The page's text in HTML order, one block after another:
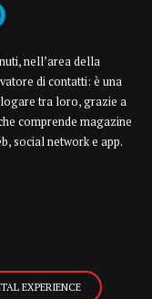
nell’area della
di contatti: è una
tra loro, grazie a
comprende magazine
social network e app.
EXPERIENCE